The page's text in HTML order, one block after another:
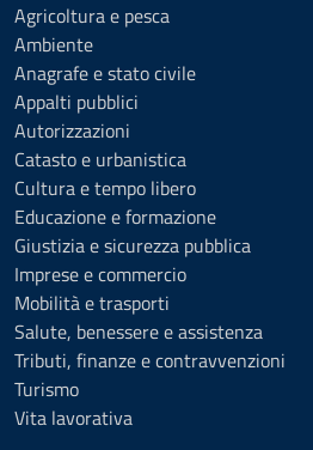
Agricoltura e pesca
Ambiente
Anagrafe e stato civile
Appalti pubblici
Autorizzazioni
Catasto e urbanistica
Cultura e tempo libero
Educazione e formazione
Giustizia e sicurezza pubblica
Imprese e commercio
Mobilità e trasporti
Salute, benessere e assistenza
Tributi, finanze e contravvenzioni
Turismo
Vita lavorativa